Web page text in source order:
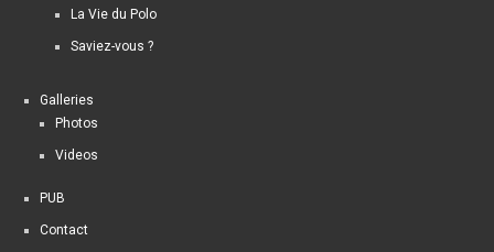
La Vie du Polo
Saviez-vous ?
Galleries
Photos
Videos
PUB
Contact